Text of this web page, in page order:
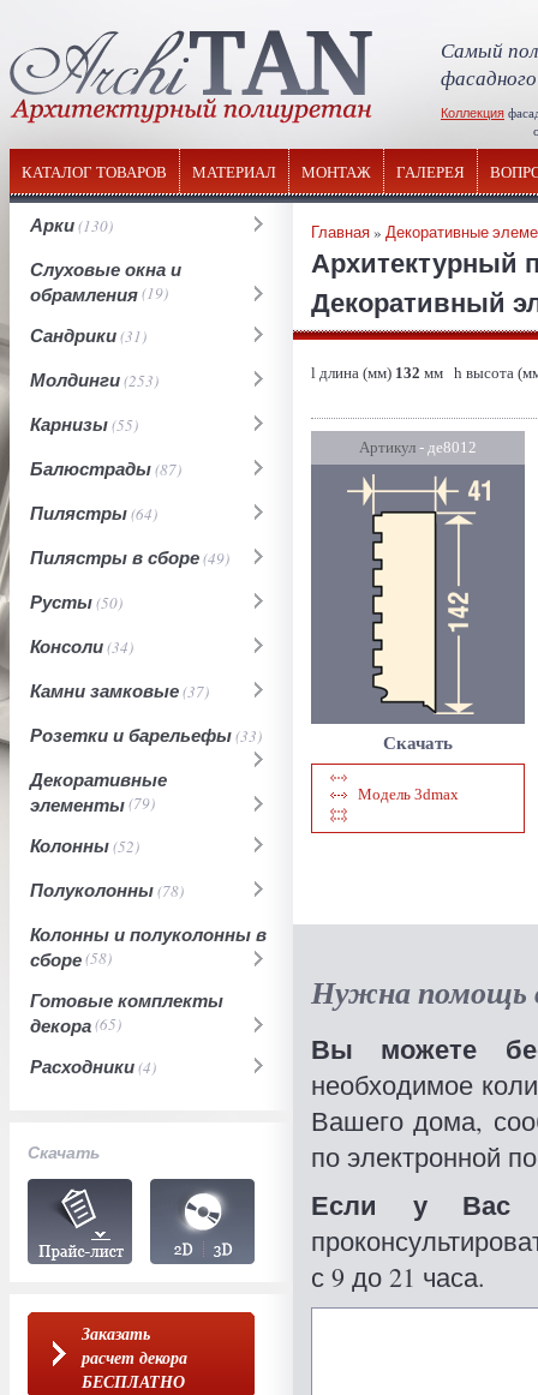
Самый
Коллекция
КАТАЛОГ ТОВАРОВ МАТЕРИАЛ МОНТАЖ ГАЛЕРЕЯ
Арки(130)
Слуховые окна и
обрамления(19)
Сандрики(31)
Молдинги(253)
Карнизы(55)
Балюстрады(87)
Пилястры(64)
Пилястры в сборе(49)
Русты(50)
Консоли(34)
Камни замковые(37)
Розетки и барельефы(33)
Декоративные
элементы(79)
Колонны(52)
Полуколонны(78)
Колонны и полуколонны в
сборе(58)
Готовые комплекты
декора(65)
Расходники(4)
Скачать
Заказать
расчет декора
БЕСПЛАТНО
Главная» Декоративные
Архитектурный
Декоративный
l длина (мм) 132 мм h высота
Артикул - де8012
Скачать
Модель 3dmax
Нужна помощь
Вы можете
необходимое
Вашего дома,
по электронной
Если у Вас
с 9 до 21 часа.